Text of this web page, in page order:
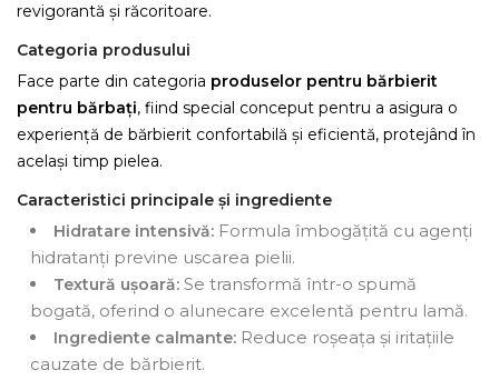
revigorantă și răcoritoare.
Categoria produsului
Face parte din categoria produselor pentru bărbierit
pentru bărbați, fiind special conceput pentru a asigura o
experiență de bărbierit confortabilă și eficientă, protejând în
același timp pielea.
Caracteristici principale și ingrediente
Hidratare intensivă: Formula îmbogățită cu agenți
hidratanți previne uscarea pielii.
Textură ușoară: Se transformă într-o spumă
bogată, oferind o alunecare excelentă pentru lamă.
Ingrediente calmante: Reduce roșeața și iritațiile
cauzate de bărbierit.